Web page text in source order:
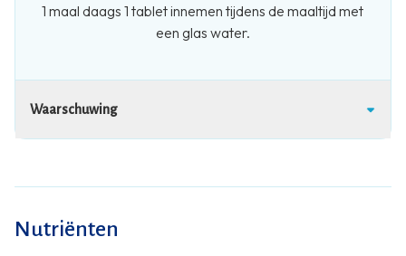
1 maal daags 1 tablet innemen tijdens de maaltijd met
een glas water.
Waarschuwing
Nutriënten